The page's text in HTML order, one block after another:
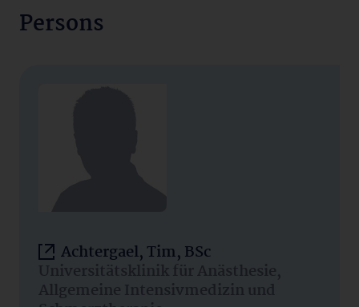
Persons
Achtergael, Tim, BSc
Universitätsklinik für Anästhesie,
Allgemeine Intensivmedizin und